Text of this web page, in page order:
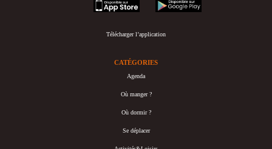
Télécharger l’application
CATÉGORIES
Agenda
Où manger ?
Où dormir ?
Se déplacer